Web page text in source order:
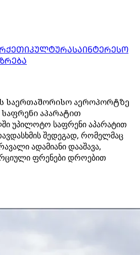
ᲙᲣᲚᲢᲣᲠᲐᲡᲐᲘᲜᲢᲔᲠᲔᲡᲝ
საერთაშორისო აეროპორტზე
აპარატით
უპილოტო საფრენი აპარატით
შედეგად, რომელმაც
ადამიანი დააშავა,
ფრენები დროებით